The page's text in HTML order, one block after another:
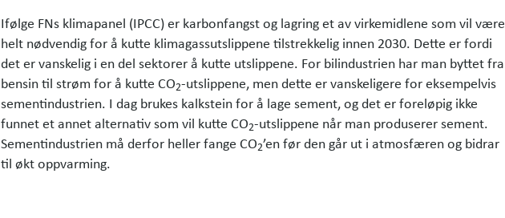
Ifølge FNs klimapanel (IPCC) er karbonfangst og lagring et av virkemidlene som vil være
helt nødvendig for å kutte klimagassutslippene tilstrekkelig innen 2030. Dette er fordi
det er vanskelig i en del sektorer å kutte utslippene. For bilindustrien har man byttet fra
bensin til strøm for å kutte CO2-utslippene, men dette er vanskeligere for eksempelvis
sementindustrien. I dag brukes kalkstein for å lage sement, og det er foreløpig ikke
funnet et annet alternativ som vil kutte CO2-utslippene når man produserer sement.
Sementindustrien må derfor heller fange CO2’en før den går ut i atmosfæren og bidrar
til økt oppvarming.